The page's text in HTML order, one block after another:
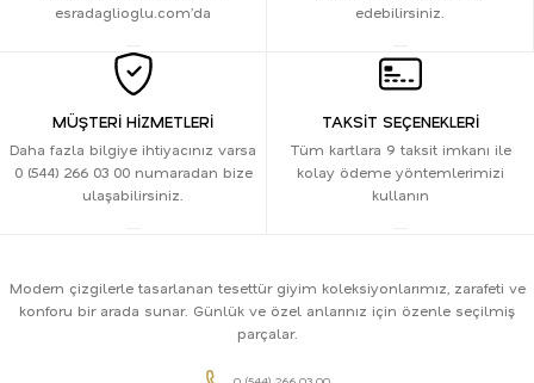
esradaglioglu.com’da
edebilirsiniz.
MÜŞTERİ HİZMETLERİ
Daha fazla bilgiye ihtiyacınız varsa
0 (544) 266 03 00 numaradan bize
ulaşabilirsiniz.
TAKSİT SEÇENEKLERİ
Tüm kartlara 9 taksit imkanı ile
kolay ödeme yöntemlerimizi
kullanın
Modern çizgilerle tasarlanan tesettür giyim koleksiyonlarımız, zarafeti ve
konforu bir arada sunar. Günlük ve özel anlarınız için özenle seçilmiş
parçalar.